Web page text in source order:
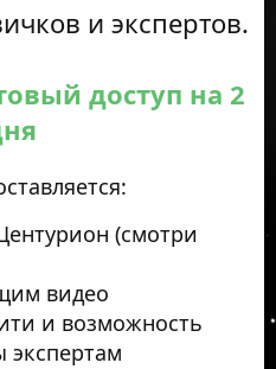
и экспертов.
доступ на 2
(смотри
видео
и возможность
экспертам